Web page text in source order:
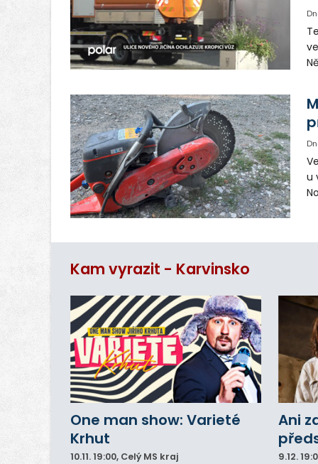
u
Kam vyrazit - Karvinsko
One man show: Varieté
Krhut
10.11.19:00, Celý MS kraj
Ani
9.12.